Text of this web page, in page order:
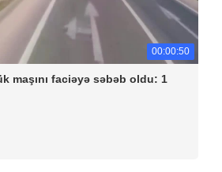
00:00:50
maşını faciəyə səbəb oldu: 1